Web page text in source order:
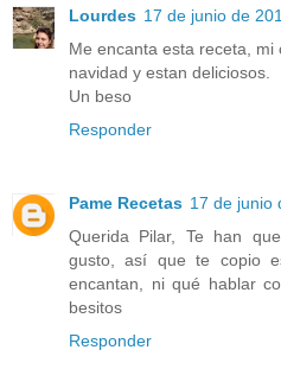
Lourdes 17 de junio de
Me encanta esta receta,
navidad y estan deliciosos.
Un beso
Responder
Pame Recetas 17 de junio
Querida Pilar, Te han
gusto, así que te copio
encantan, ni qué hablar
besitos
Responder